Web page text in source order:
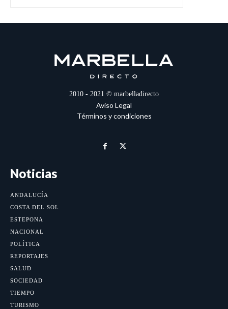
2010 - 2021 © marbelladirecto
Aviso Legal
Términos y condiciones
Noticias
ANDALUCÍA
COSTA DEL SOL
ESTEPONA
NACIONAL
POLÍTICA
REPORTAJES
SALUD
SOCIEDAD
TIEMPO
TURISMO